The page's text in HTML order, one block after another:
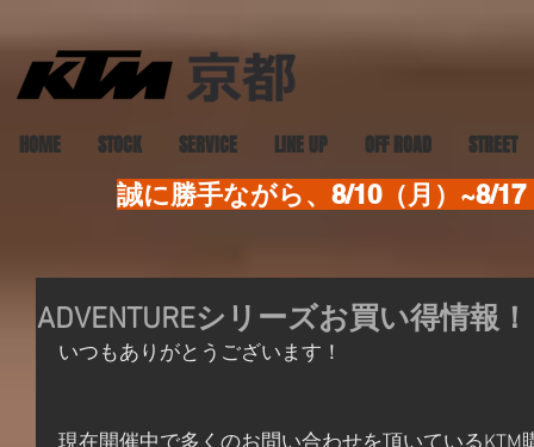
HOME STOCK SERVICE LINE UP OFF ROAD STREET
誠に勝手ながら、8/10（月）~8/
ADVENTUREシリーズお買い得情報
いつもありがとうございます！